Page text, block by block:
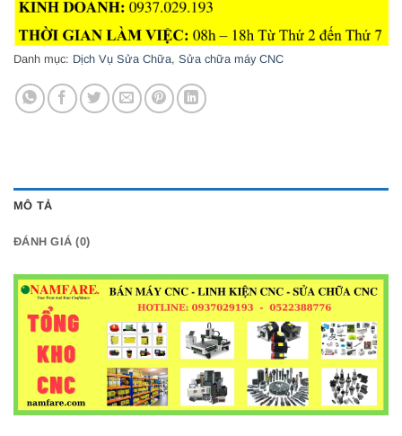
Danh mục: Dịch Vụ Sửa Chữa, Sửa chữa máy CNC
MÔ TẢ
ĐÁNH GIÁ (0)